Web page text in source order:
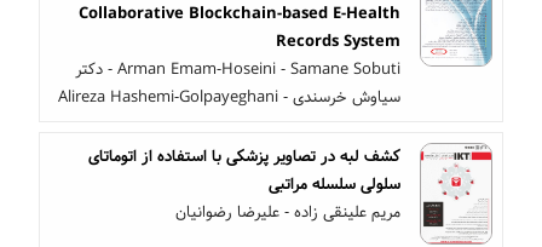
Collaborative Blockchain-based E-Health
Records System
Arman Emam-Hoseini - Samane Sobuti - دکتر
سیاوش خرسندی - Alireza Hashemi-Golpayeghani
کشف لبه در تصاویر پزشکی با استفاده از اتوماتای
سلولی سلسله مراتبی
مریم علینقی زاده - علیرضا رضوانیان